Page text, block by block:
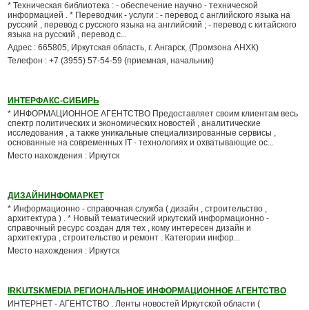
* Техническая библиотека : - обеспечение научно - технической
информацией . * Переводчик - услуги : - перевод с английского языка на
русский , перевод с русского языка на английский ; - перевод с китайского
языка на русский , перевод с...
Адрес : 665805, Иркутская область, г. Ангарск, (Промзона АНХК)
Телефон : +7 (3955) 57-54-59 (приемная, начальник)
ИНТЕРФАКС-СИБИРЬ
* ИНФОРМАЦИОННОЕ АГЕНТСТВО Предоставляет своим клиентам весь
спектр политических и экономических новостей , аналитические
исследования , а также уникальные специализированные сервисы ,
основанные на современных IT - технологиях и охватывающие ос...
Место нахождения : Иркутск
ДИЗАЙНИНФОМАРКЕТ
* Информационно - справочная служба ( дизайн , строительство ,
архитектура ) . * Новый тематический иркутский информационно -
справочный ресурс создан для тех , кому интересен дизайн и
архитектура , строительство и ремонт . Категории инфор...
Место нахождения : Иркутск
IRKUTSKMEDIA РЕГИОНАЛЬНОЕ ИНФОРМАЦИОННОЕ АГЕНТСТВО
ИНТЕРНЕТ - АГЕНТСТВО . Ленты новостей Иркутской области (